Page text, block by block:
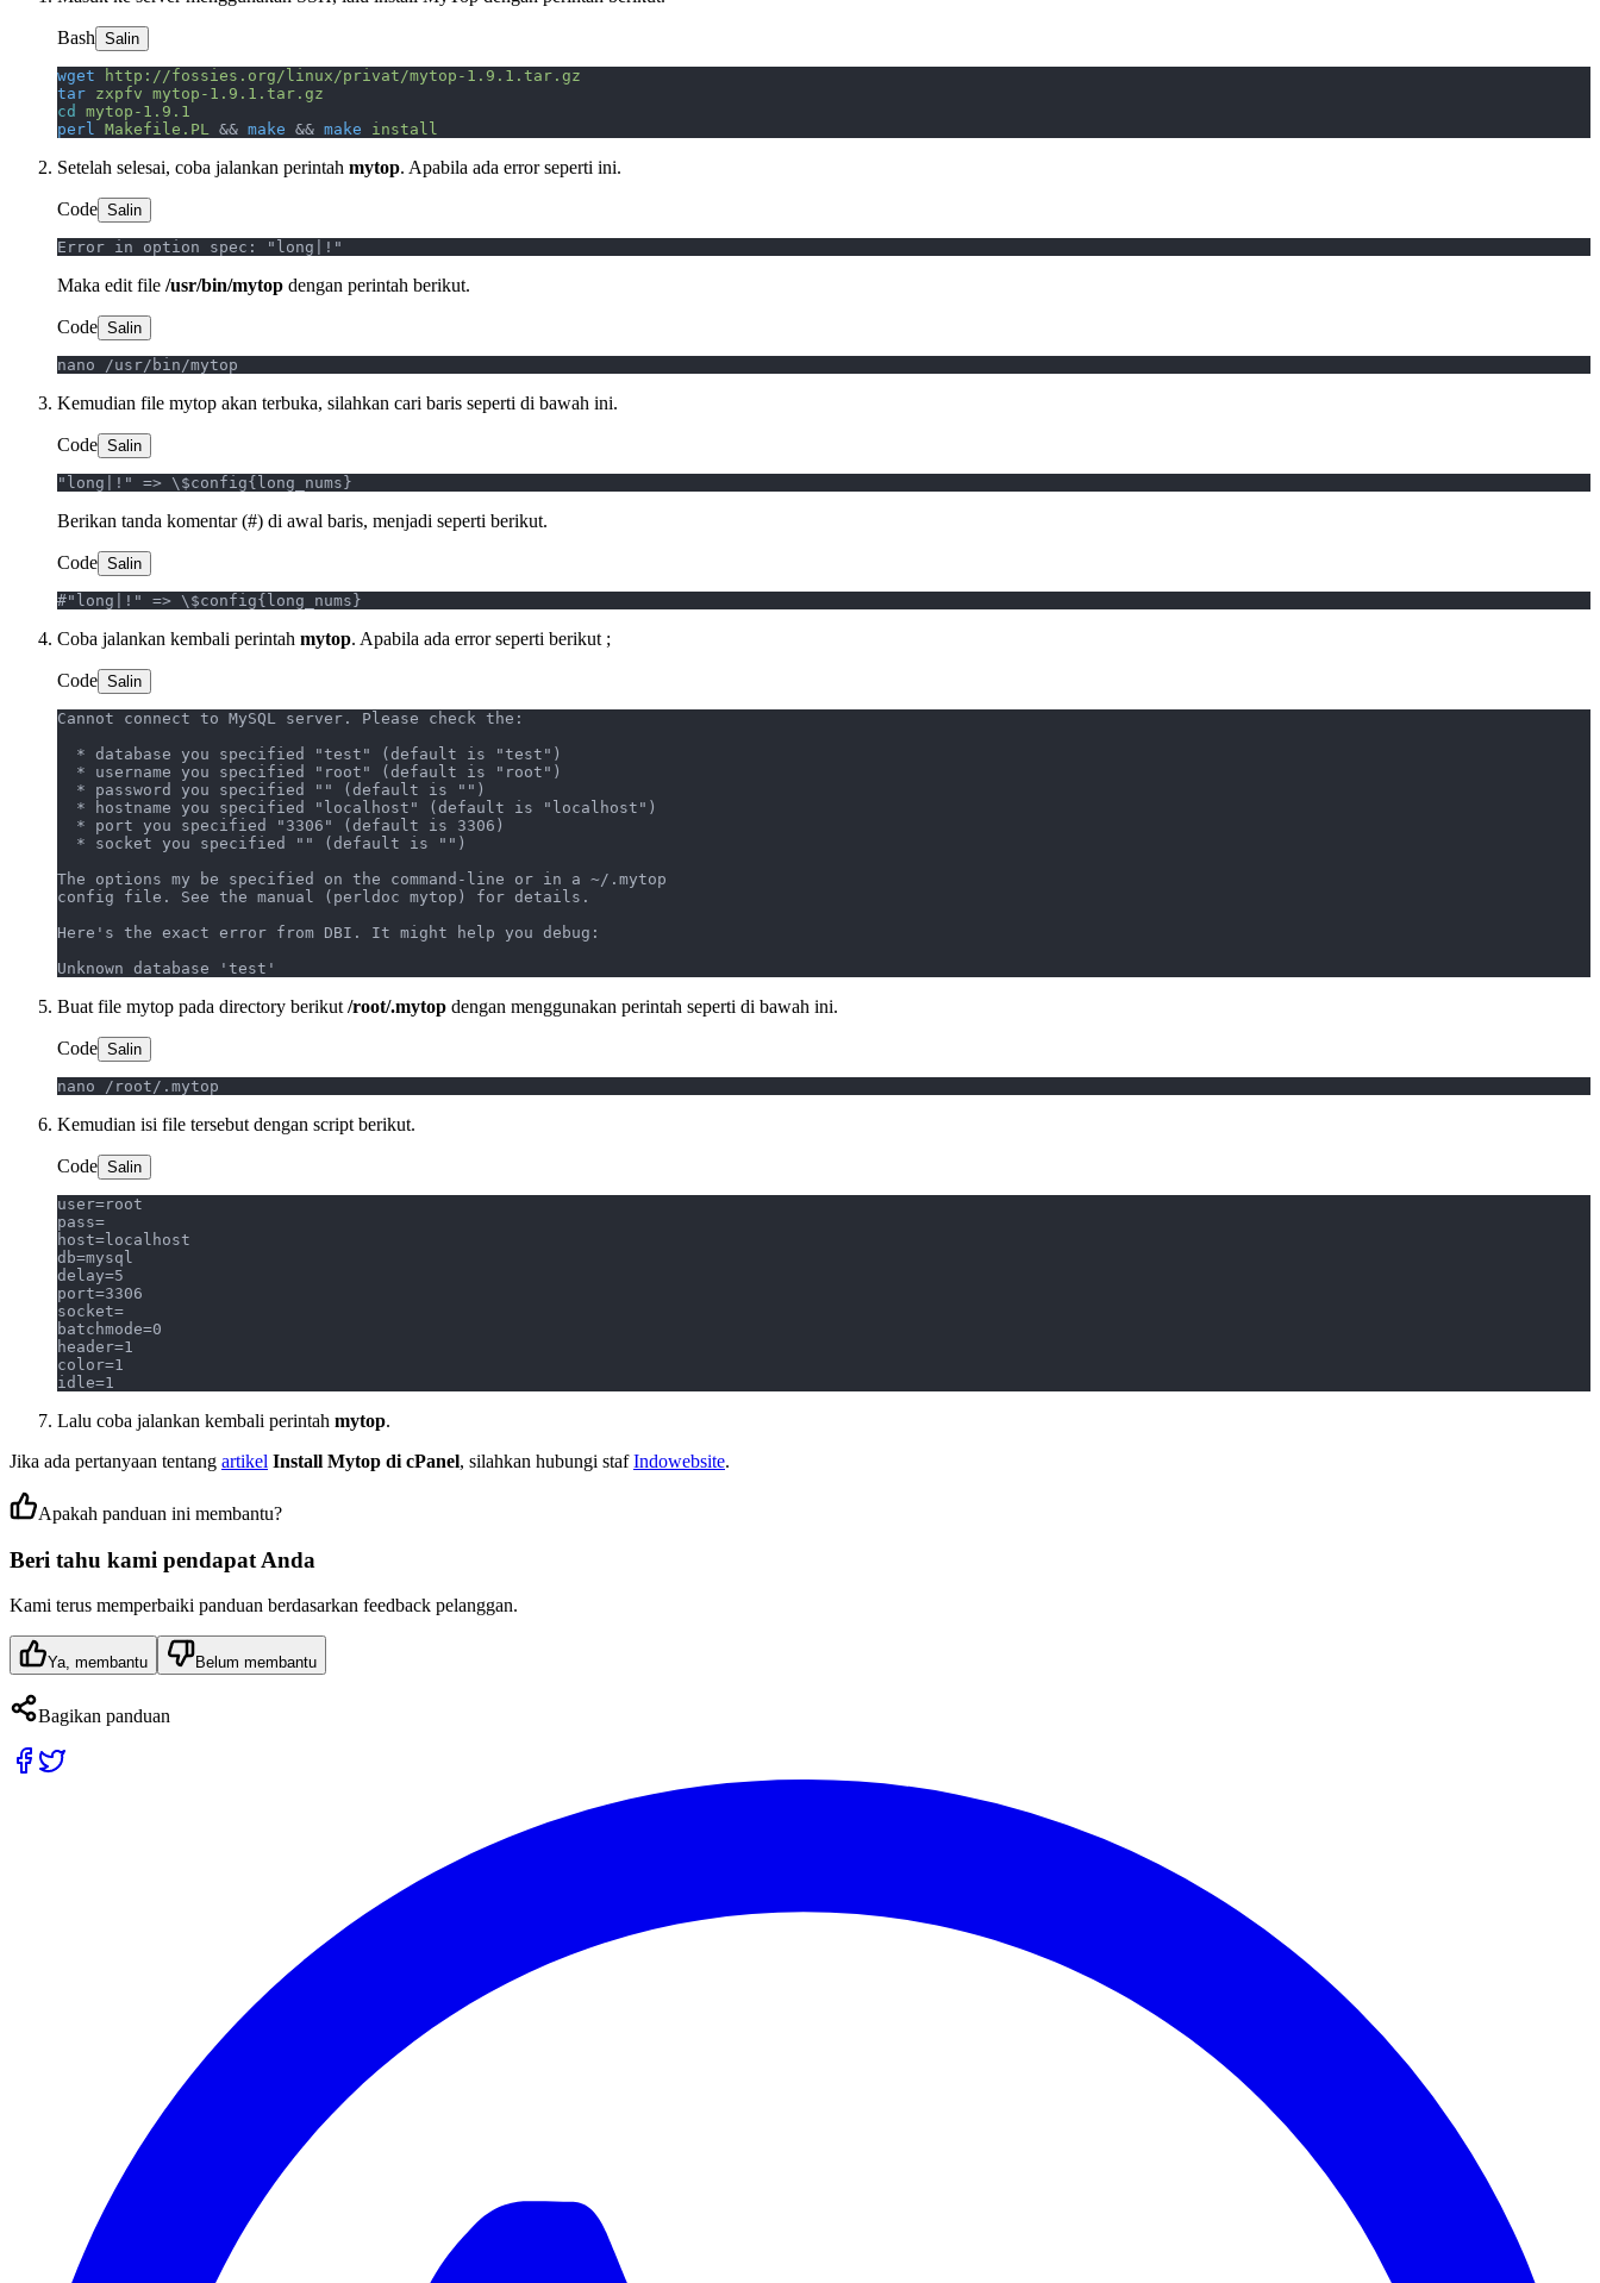
Bash Salin
wget http://fossies.org/linux/privat/mytop-1.9.1.tar.gz
tar zxpfv mytop-1.9.1.tar.gz
cd
mytop-1.9.1
perl
Makefile.PL && make && make install
Setelah selesai, coba jalankan perintah mytop. Apabila ada error seperti ini.
Code Salin
Error in option spec: "long|!"
Maka edit file /usr/bin/mytop dengan perintah berikut.
Code Salin
nano /usr/bin/mytop
Kemudian file mytop akan terbuka, silahkan cari baris seperti di bawah ini.
Code Salin
"long|!" => \$config{long_nums}
Berikan tanda komentar (#) di awal baris, menjadi seperti berikut.
Code Salin
#"long|!" => \$config{long_nums}
Coba jalankan kembali perintah mytop. Apabila ada error seperti berikut ;
Code Salin
Cannot connect to MySQL server. Please check the:
  * database you specified "test" (default is "test")
  * username you specified "root" (default is "root")
  * password you specified "" (default is "")
  * hostname you specified "localhost" (default is "localhost")
  * port you specified "3306" (default is 3306)
  * socket you specified "" (default is "")
The options my be specified on the command-line or in a ~/.mytop
config file. See the manual (perldoc mytop) for details.
Here's the exact error from DBI. It might help you debug:
Unknown database 'test'
Buat file mytop pada directory berikut /root/.mytop dengan menggunakan perintah seperti di bawah ini.
Code Salin
nano /root/.mytop
Kemudian isi file tersebut dengan script berikut.
Code Salin
user=root
pass=
host=localhost
db=mysql
delay=5
port=3306
socket=
batchmode=0
header=1
color=1
idle=1
Lalu coba jalankan kembali perintah mytop.
Jika ada pertanyaan tentang artikel Install Mytop di cPanel, silahkan hubungi stafIndowebsite.
Apakah panduan ini membantu?
Beri tahu kami pendapat Anda
Kami terus memperbaiki panduan berdasarkan feedback pelanggan.
Ya, membantu Belum membantu
Bagikan panduan